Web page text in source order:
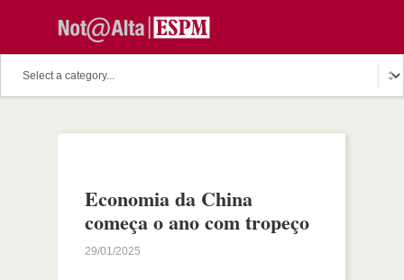
Economia da China
começa o ano com tropeço
29/01/2025